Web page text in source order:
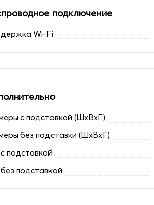
подключение
Wi-Fi
с подставкой (ШxВxГ)
без подставки (ШxВxГ)
подставкой
подставкой